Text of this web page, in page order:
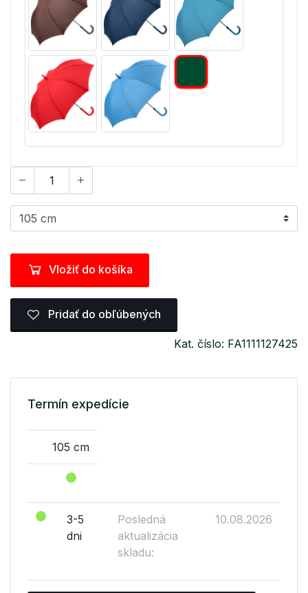
Vložiť do košíka
Pridať do obľúbených
Kat. číslo: FA1111127425
Termín expedície
105 cm
3-5
dni
Posledná
aktualizácia
skladu:
10.08.2026